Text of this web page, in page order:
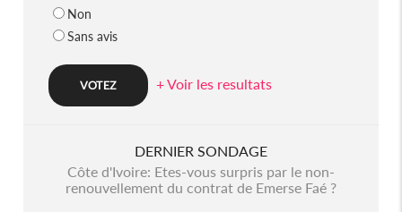
Non
Sans avis
+ Voir les resultats
DERNIER SONDAGE
Côte d'Ivoire: Etes-vous surpris par le non-
renouvellement du contrat de Emerse Faé ?